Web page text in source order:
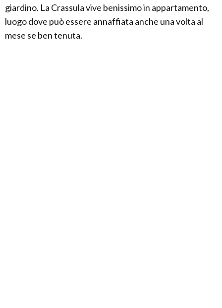
giardino. La Crassula vive benissimo in appartamento,
luogo dove può essere annaffiata anche una volta al
mese se ben tenuta.